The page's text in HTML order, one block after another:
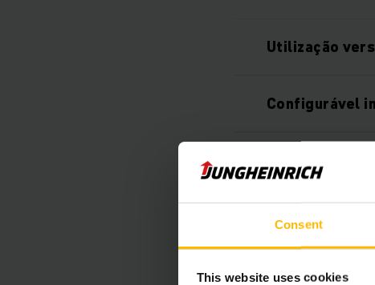
Consent
This website uses cookies
Utilização
Configurável
Redução de
Conformidade